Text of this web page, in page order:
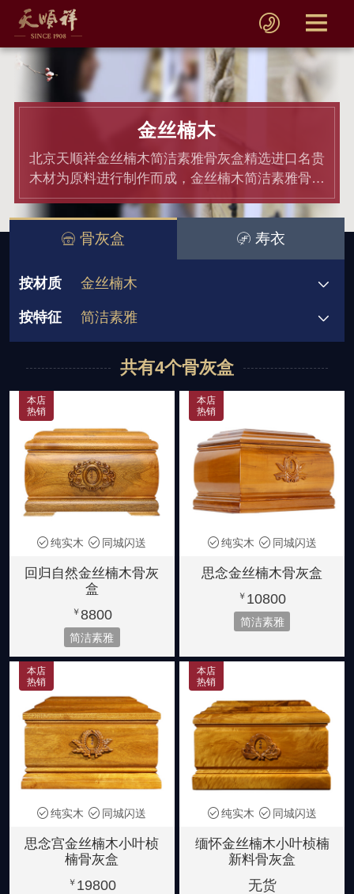
金丝楠木
北京天顺祥金丝楠木简洁素雅骨灰盒精选进口名贵
木材为原料进行制作而成，金丝楠木简洁素雅骨灰
盒均通过材质和产品检测,骨灰盒价格老百姓都能
接受.
骨灰盒 寿衣
按材质 金丝楠木
骨灰盒
580元起 580-780元 1180-1380元
2280-3980元
紫檀木
6580-7880元
金丝楠木
8880元起 6880元起
黄金樟
8800元起
按特征 简洁素雅
龙凤图案 花草图案 宫殿款式
简洁素雅 小号骨灰盒
共有4个骨灰盒
本店
热销
纯实木 同城闪送
回归自然金丝楠木骨灰
盒
￥8800
简洁素雅
本店
热销
纯实木 同城闪送
思念金丝楠木骨灰盒
￥ 10800
简洁素雅
本店
热销
纯实木 同城闪送
思念宫金丝楠木小叶桢
楠骨灰盒
￥ 19800
本店
热销
纯实木 同城闪送
缅怀金丝楠木小叶桢楠
新料骨灰盒
无货